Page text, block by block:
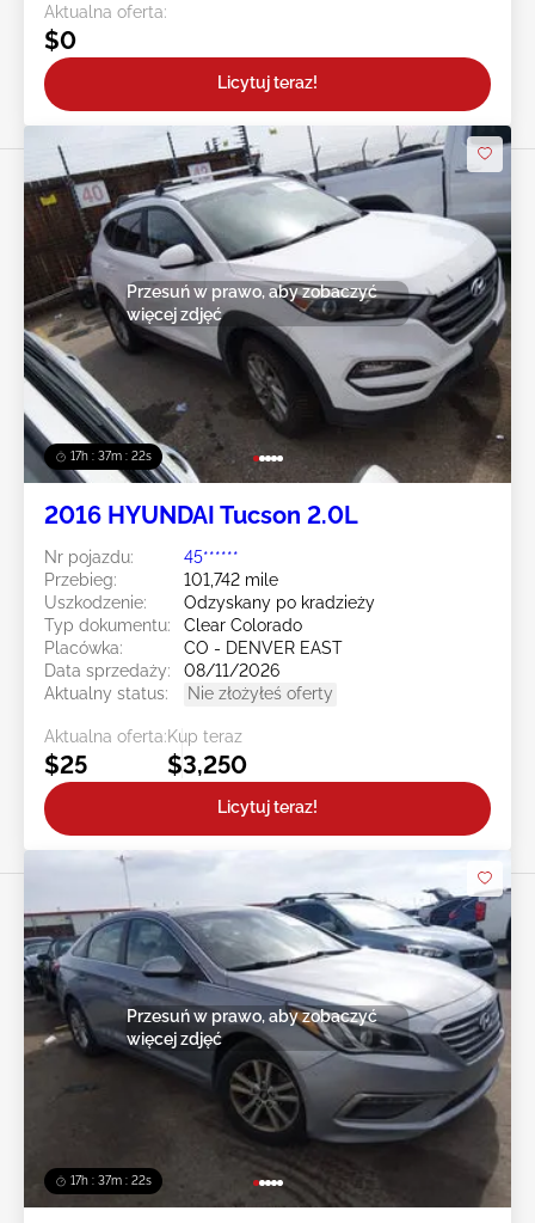
Aktualna oferta:
$0
Licytuj teraz!
17h : 37m : 19s
Przesuń w prawo, aby zobaczyć
więcej zdjęć
2016 HYUNDAI Tucson 2.0L
Nr pojazdu:
45******
Przebieg:
101,742 mile
Uszkodzenie:
Odzyskany po kradzieży
Typ dokumentu:
Clear Colorado
Placówka:
CO - DENVER EAST
Data sprzedaży:
08/11/2026
Aktualny status:
Nie złożyłeś oferty
Aktualna oferta:
$25
Kup teraz
$3,250
Licytuj teraz!
17h : 37m : 19s
Przesuń w prawo, aby zobaczyć
więcej zdjęć